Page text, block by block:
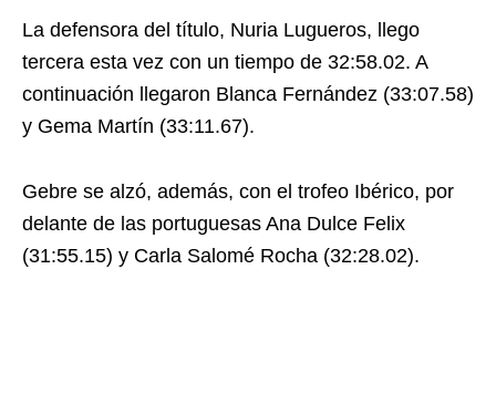
La defensora del título, Nuria Lugueros, llego
tercera esta vez con un tiempo de 32:58.02. A
continuación llegaron Blanca Fernández (33:07.58)
y Gema Martín (33:11.67).
Gebre se alzó, además, con el trofeo Ibérico, por
delante de las portuguesas Ana Dulce Felix
(31:55.15) y Carla Salomé Rocha (32:28.02).